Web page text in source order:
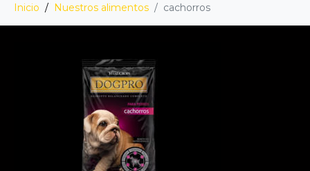
Inicio Nuestros alimentos cachorros